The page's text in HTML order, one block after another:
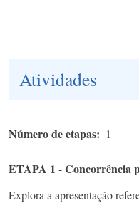
Atividades
Número de etapas 1
ETAPA 1 - Concorrência
Explora a apresentação